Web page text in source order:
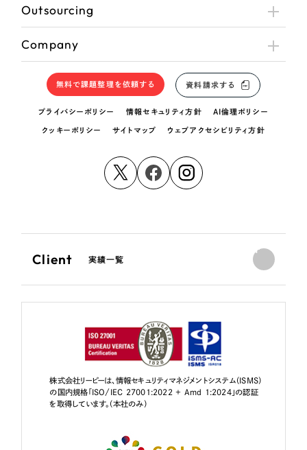
Outsourcing
Company
無料で課題整理を依頼する 資料請求する
プライバシーポリシー 情報セキュリティ方針 AI倫理ポリシー
クッキーポリシー サイトマップ ウェブアクセシビリティ方針
Client 実績一覧
株式会社リーピーは、情報セキュリティマネジメントシステム（ISMS）
の国内規格「ISO/IEC 27001:2022 + Amd 1:2024」の認証
を取得しています。（本社のみ）